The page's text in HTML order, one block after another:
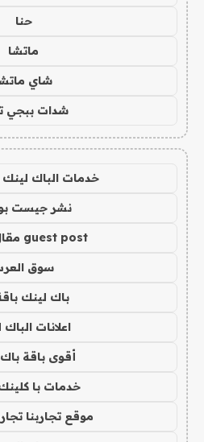
حنا
ماتشا
شاي
شدات ببجي
خدمات الباك
نشر جيست
guest post مقال ضيف
سوق
باك لينك باقة
اعلانات
أقوى باقة
خدمات با كلينك
موقع تجاربنا